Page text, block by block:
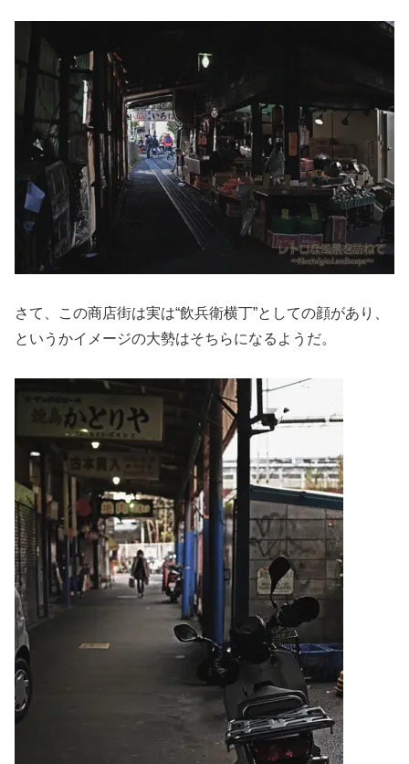
さて、この商店街は実は“飲兵衛横丁”としての顔があり、
というかイメージの大勢はそちらになるようだ。